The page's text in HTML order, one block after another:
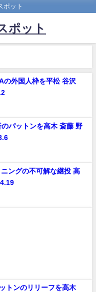
ポット
ポット
の外国人枠を平松 谷沢
パットンを高木 斎藤 野
ングの不可解な継投 高
トンのリリーフを高木